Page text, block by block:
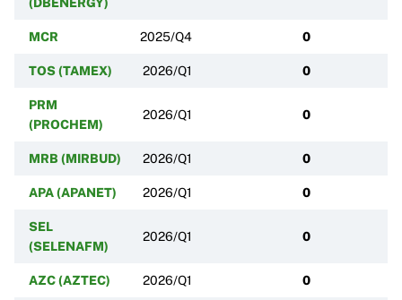
MCR 2025/Q4 0
TOS (TAMEX) 2026/Q1 0
PRM
(PROCHEM)
2026/Q1 0
MRB (MIRBUD) 2026/Q1 0
APA (APANET) 2026/Q1 0
SEL
(SELENAFM)
2026/Q1 0
AZC (AZTEC) 2026/Q1 0